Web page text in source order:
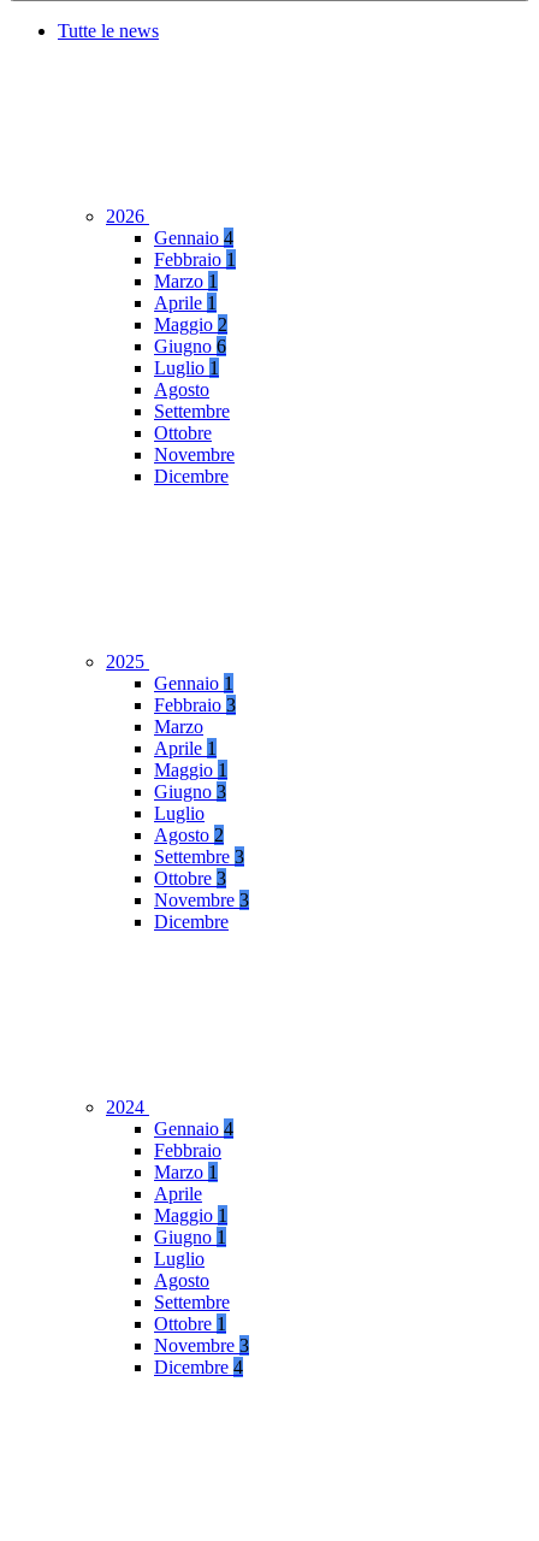
Tutte le news
2026
Gennaio 4
Febbraio 1
Marzo 1
Aprile 1
Maggio 2
Giugno 6
Luglio 1
Agosto
Settembre
Ottobre
Novembre
Dicembre
2025
Gennaio 1
Febbraio 3
Marzo
Aprile 1
Maggio 1
Giugno 3
Luglio
Agosto 2
Settembre 3
Ottobre 3
Novembre 3
Dicembre
2024
Gennaio 4
Febbraio
Marzo 1
Aprile
Maggio 1
Giugno 1
Luglio
Agosto
Settembre
Ottobre 1
Novembre 3
Dicembre 4